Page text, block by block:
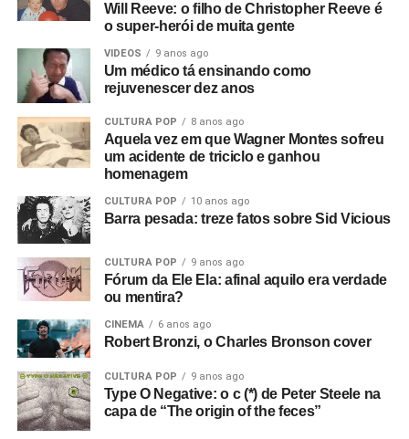
A reação inicial dos fãs tem sido bastante positiva. Nas
redes, muitos comentaram que esperavam apenas uma
sequência de clipes, mas encontraram uma programação
montada com cuidado, cheia de surpresas e capaz de
transformar o enorme catálogo da banda em uma
experiência de descoberta — exatamente como
acontecia nos tempos em que se deixava a MTV ligada o
dia inteiro.
Gostou do texto? Seu apoio mantém o Pop
Fantasma funcionando todo dia.
E se ainda não assinou, dá tempo:
newslettere receba nossos posts direto no e-
mail.
Will Reeve: o filho de Christopher Reeve é
o super-herói de muita gente
VIDEOS 9 anos ago
Um médico tá ensinando como
rejuvenescer dez anos
CULTURA POP 8 anos ago
Aquela vez em que Wagner Montes sofreu
um acidente de triciclo e ganhou
homenagem
CULTURA POP 10 anos ago
Barra pesada: treze fatos sobre Sid Vicious
CULTURA POP 9 anos ago
Fórum da Ele Ela: afinal aquilo era verdade
ou mentira?
CINEMA 6 anos ago
Robert Bronzi, o Charles Bronson cover
CULTURA POP 9 anos ago
Type O Negative: o c (*) de Peter Steele na
capa de “The origin of the feces”